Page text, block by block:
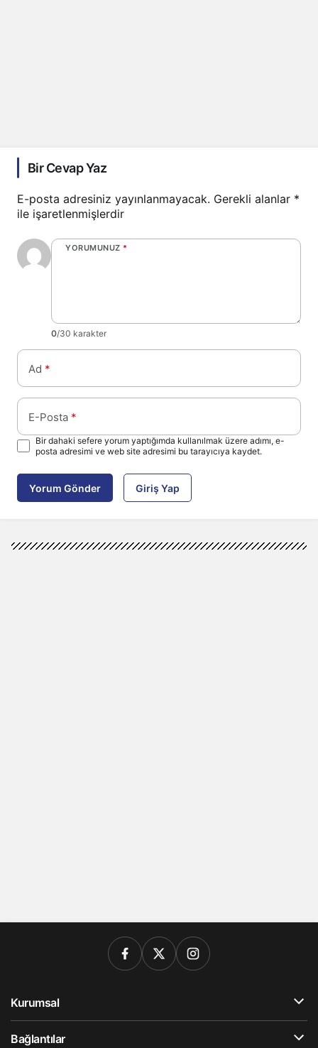
Bir Cevap Yaz
E-posta adresiniz yayınlanmayacak. Gerekli alanlar *
ile işaretlenmişlerdir
YORUMUNUZ *
0/30 karakter
Ad *
E-Posta *
Bir dahaki sefere yorum yaptığımda kullanılmak üzere adımı, e-
posta adresimi ve web site adresimi bu tarayıcıya kaydet.
Yorum Gönder Giriş Yap
Kurumsal
Bağlantılar